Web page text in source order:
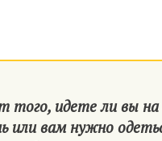
того, идете ли вы
или вам нужно